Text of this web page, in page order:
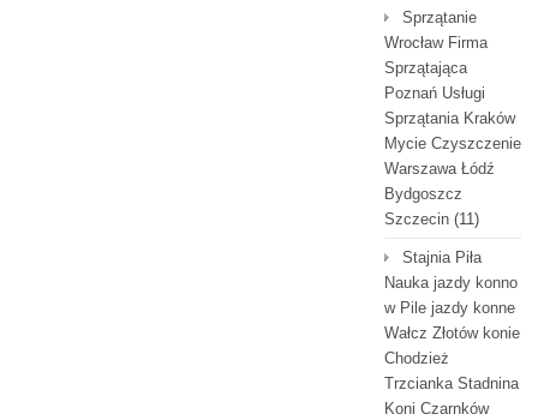
Sprzątanie
Wrocław Firma
Sprzątająca
Poznań Usługi
Sprzątania Kraków
Mycie Czyszczenie
Warszawa Łódź
Bydgoszcz
Szczecin (11)
Stajnia Piła
Nauka jazdy konno
w Pile jazdy konne
Wałcz Złotów konie
Chodzież
Trzcianka Stadnina
Koni Czarnków